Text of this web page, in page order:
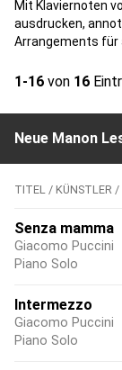
Mit Klaviernoten
ausdrucken,
Arrangements für
1-16 von 16
Neue Manon
TITEL / KÜNSTLER /
Senza mamma
Giacomo Puccini
Piano Solo
Intermezzo
Giacomo Puccini
Piano Solo